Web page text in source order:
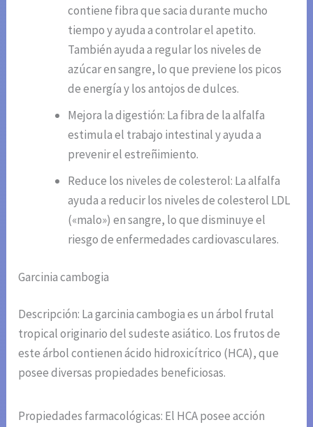
contiene fibra que sacia durante mucho
tiempo y ayuda a controlar el apetito.
También ayuda a regular los niveles de
azúcar en sangre, lo que previene los picos
de energía y los antojos de dulces.
Mejora la digestión: La fibra de la alfalfa
estimula el trabajo intestinal y ayuda a
prevenir el estreñimiento.
Reduce los niveles de colesterol: La alfalfa
ayuda a reducir los niveles de colesterol LDL
(«malo») en sangre, lo que disminuye el
riesgo de enfermedades cardiovasculares.
Garcinia cambogia
Descripción: La garcinia cambogia es un árbol frutal
tropical originario del sudeste asiático. Los frutos de
este árbol contienen ácido hidroxicítrico (HCA), que
posee diversas propiedades beneficiosas.
Propiedades farmacológicas: El HCA posee acción